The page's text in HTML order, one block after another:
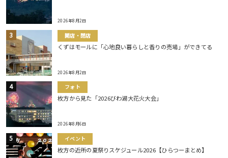
2026年8月2日
開店・閉店
くずはモールに「心地良い暮らしと香りの売場」ができてる
2026年8月2日
フォト
枚方から見た「2026びわ湖大花火大会」
2026年8月6日
イベント
枚方の近所の夏祭りスケジュール2026【ひらつーまとめ】